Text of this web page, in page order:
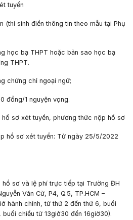
tuyển
sinh điền thông tin theo mẫu tại Phụ
bạ THPT hoặc bản sao học bạ
THPT.
chỉ ngoại ngữ;
1 nguyện vọng.
sơ xét tuyển, phương thức nộp hồ sơ
hồ sơ xét tuyển: Từ ngày 25/5/2022
hồ sơ và lệ phí trực tiếp tại Trường ĐH
Văn Cừ, P4, Q.5, TP.HCM –
hành chính, từ thứ 2 đến thứ 6, buổi
chiều từ 13giờ30 đến 16giờ30).